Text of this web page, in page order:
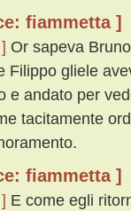
fiammetta ]
Or sapeva
Filippo gliele
e andato per
tacitamente
fiammetta ]
E come egli